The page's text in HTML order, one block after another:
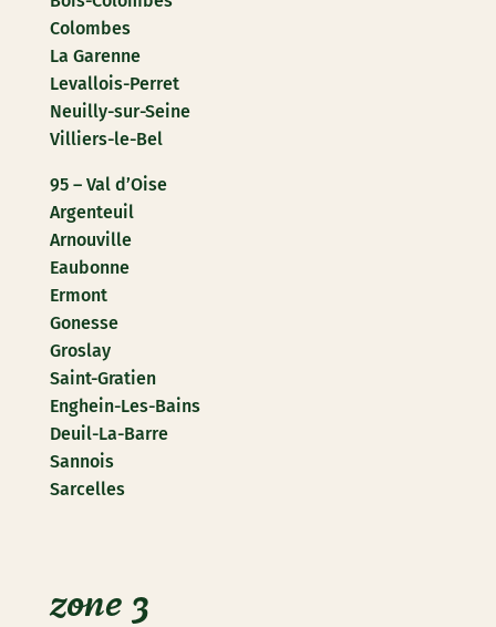
Colombes
La Garenne
Levallois-Perret
Neuilly-sur-Seine
Villiers-le-Bel
95 – Val d’Oise
Argenteuil
Arnouville
Eaubonne
Ermont
Gonesse
Groslay
Saint-Gratien
Enghein-Les-Bains
Deuil-La-Barre
Sannois
Sarcelles
zone 3